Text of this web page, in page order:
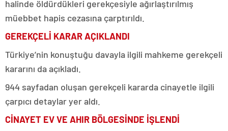
halinde öldürdükleri gerekçesiyle ağırlaştırılmış
müebbet hapis cezasına çarptırıldı.
GEREKÇELİ KARAR AÇIKLANDI
Türkiye’nin konuştuğu davayla ilgili mahkeme gerekçeli
kararını da açıkladı.
944 sayfadan oluşan gerekçeli kararda cinayetle ilgili
çarpıcı detaylar yer aldı.
CİNAYET EV VE AHIR BÖLGESİNDE İŞLENDİ